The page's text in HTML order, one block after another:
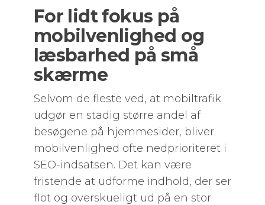
For lidt fokus på
mobilvenlighed og
læsbarhed på små
skærme
Selvom de fleste ved, at mobiltrafik
udgør en stadig større andel af
besøgene på hjemmesider, bliver
mobilvenlighed ofte nedprioriteret i
SEO-indsatsen. Det kan være
fristende at udforme indhold, der ser
flot og overskueligt ud på en stor